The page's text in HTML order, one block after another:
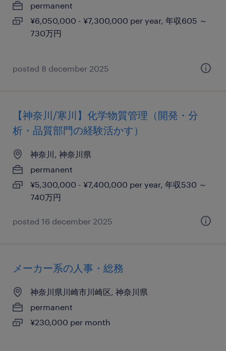
permanent
¥6,050,000 - ¥7,300,000 per year, 年収605 ～
730万円
posted 8 december 2025
【神奈川/寒川】化学物質管理（開発・分
析・品質部門の経験活かす）
神奈川, 神奈川県
permanent
¥5,300,000 - ¥7,400,000 per year, 年収530 ～
740万円
posted 16 december 2025
メーカー系の人事・総務
神奈川県川崎市川崎区, 神奈川県
permanent
¥230,000 per month